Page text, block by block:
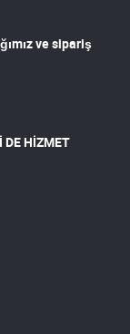
ve sipariş
DE HİZMET